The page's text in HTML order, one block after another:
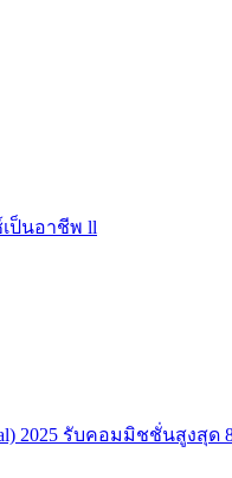
เป็นอาชีพ ll
2025 รับคอมมิชชั่นสูงสุด